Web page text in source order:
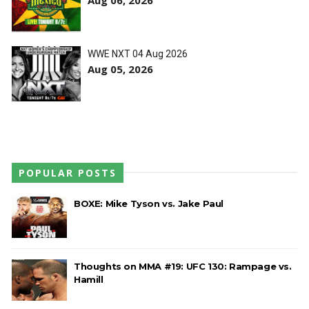
WWE: Lola Vice despede-se do NXT após derrota
no Underground Match
SCSA867-Aug 06 2026
SCSA867-Aug 05 2026
WWE: Brock Lesnar confirma que se retirou no
SummerSlam
SCSA867-Aug 05 2026
WWE NXT 04 Aug 2026
Aug 05, 2026
POPULAR POSTS
BOXE: Mike Tyson vs. Jake Paul
Thoughts on MMA #19: UFC 130: Rampage vs.
Hamill